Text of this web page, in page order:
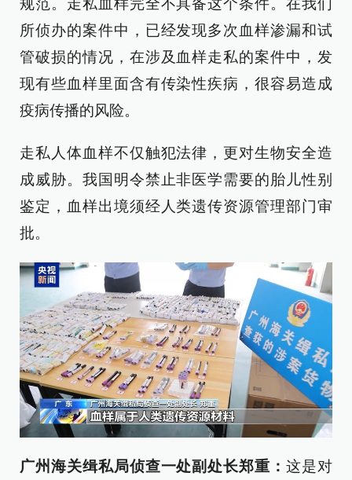
所侦办的案件中，已经发现多次血样渗漏和试
管破损的情况，在涉及血样走私的案件中，发
现有些血样里面含有传染性疾病，很容易造成
疫病传播的风险。
走私人体血样不仅触犯法律，更对生物安全造
成威胁。我国明令禁止非医学需要的胎儿性别
鉴定，血样出境须经人类遗传资源管理部门审
批。
广州海关缉私局侦查一处副处长郑重：这是对